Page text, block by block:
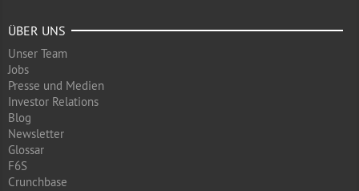
ÜBER UNS
Unser Team
Jobs
Presse und Medien
Investor Relations
Blog
Newsletter
Glossar
F6S
Crunchbase